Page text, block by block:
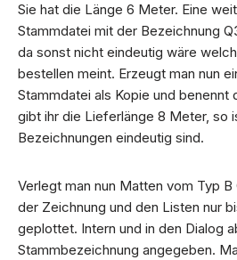
Sie hat die Länge 6 Meter. Eine
Stammdatei mit der Bezeichnung
da sonst nicht eindeutig wäre
bestellen meint. Erzeugt man nun
Stammdatei als Kopie und benennt
gibt ihr die Lieferlänge 8 Meter, so
Bezeichnungen eindeutig sind.
Verlegt man nun Matten vom Typ
der Zeichnung und den Listen nur
geplottet. Intern und in den Dialog
Stammbezeichnung angegeben.